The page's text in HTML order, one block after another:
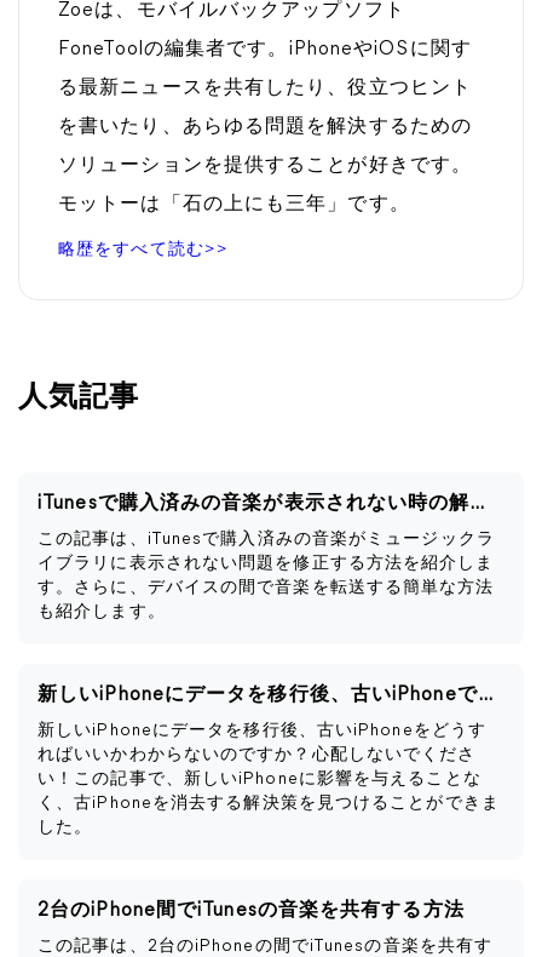
Zoeは、モバイルバックアップソフト
FoneToolの編集者です。iPhoneやiOSに関す
る最新ニュースを共有したり、役立つヒント
を書いたり、あらゆる問題を解決するための
ソリューションを提供することが好きです。
モットーは「石の上にも三年」です。
略歴をすべて読む>>
人気記事
iTunesで購入済みの音楽が表示されない時の解決策
この記事は、iTunesで購入済みの音楽がミュージックラ
イブラリに表示されない問題を修正する方法を紹介しま
す。さらに、デバイスの間で音楽を転送する簡単な方法
も紹介します。
新しいiPhoneにデータを移行後、古いiPhoneですべきこと
新しいiPhoneにデータを移行後、古いiPhoneをどうす
ればいいかわからないのですか？心配しないでくださ
い！この記事で、新しいiPhoneに影響を与えることな
く、古iPhoneを消去する解決策を見つけることができま
した。
2台のiPhone間でiTunesの音楽を共有する方法
この記事は、2台のiPhoneの間でiTunesの音楽を共有す